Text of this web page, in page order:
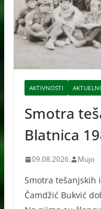
AKTIVNOSTI
Smotra
Blatnica
09.08.2026. Mujo
Smotra tešanjskih
Čamdžić Bukvić